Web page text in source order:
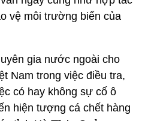
hình môi trường biển
thời gian qua. Ông Hà
trường khu vực biển
qua; đề nghị các nhà
ngay cũng như hợp tác
vệ môi trường biển của